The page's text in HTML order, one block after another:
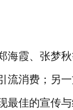
海霞、张梦
流消费；另
最佳的宣传